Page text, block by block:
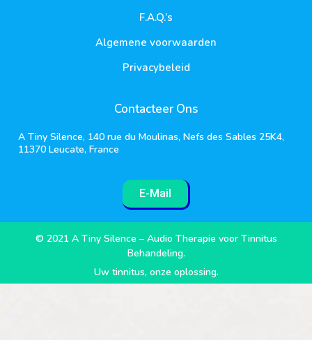
F.A.Q.’s
Algemene voorwaarden
Privacybeleid
Contacteer Ons
A Tiny Silence, 140 rue du Moulinas, Nefs des Sables 25K4,
11370 Leucate, France
E-Mail
© 2021 A Tiny Silence – Audio Therapie voor Tinnitus
Behandeling.
Uw tinnitus, onze oplossing.